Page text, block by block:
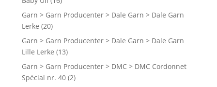
Garn > Garn Producenter > Dale Garn > Dale Garn
Lerke (20)
Garn > Garn Producenter > Dale Garn > Dale Garn
Lille Lerke (13)
Garn > Garn Producenter > DMC > DMC Cordonnet
Spécial nr. 40 (2)